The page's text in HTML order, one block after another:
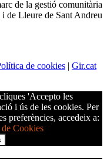
de la gestió comunitària
de Lleure de Sant Andreu
de cookies | Gir.cat
'Accepto les
i ús de les cookies. Per
preferències, accedeix a:
Cookies